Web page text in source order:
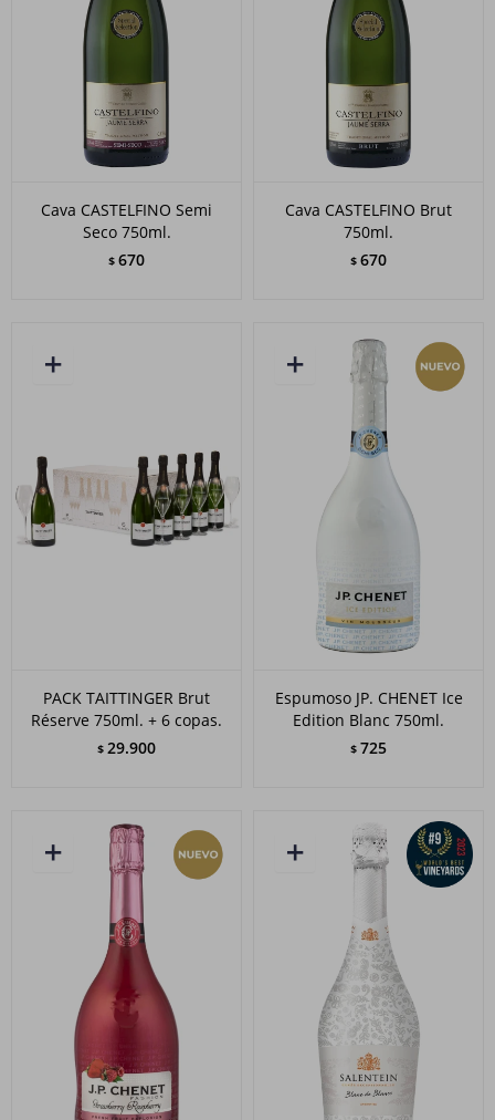
Cava CASTELFINO Semi
Seco 750ml.
$ 670
Cava CASTELFINO Brut
750ml.
$ 670
PACK TAITTINGER Brut
Réserve 750ml. + 6 copas.
$ 29.900
Espumoso JP. CHENET Ice
Edition Blanc 750ml.
$ 725